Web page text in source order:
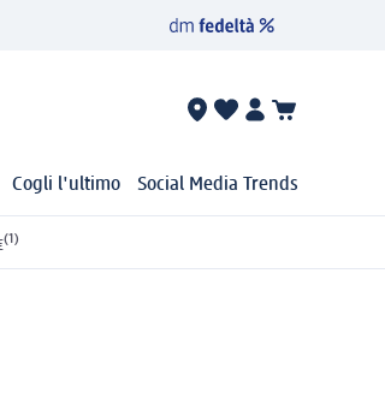
Cogli l'ultimo Social Media Trends
(1)